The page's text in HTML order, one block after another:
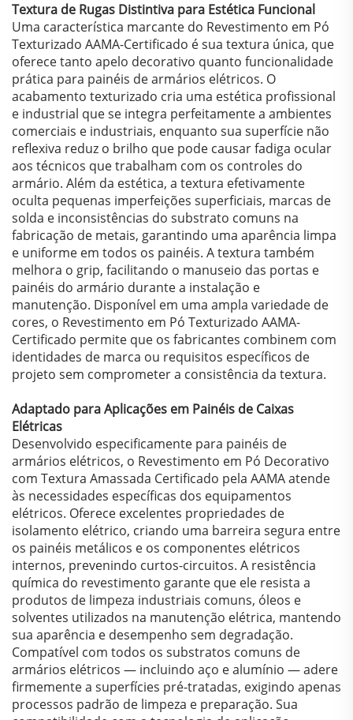
Textura de Rugas Distintiva para Estética Funcional
Uma característica marcante do Revestimento em Pó
Texturizado AAMA-Certificado é sua textura única, que
oferece tanto apelo decorativo quanto funcionalidade
prática para painéis de armários elétricos. O
acabamento texturizado cria uma estética profissional
e industrial que se integra perfeitamente a ambientes
comerciais e industriais, enquanto sua superfície não
reflexiva reduz o brilho que pode causar fadiga ocular
aos técnicos que trabalham com os controles do
armário. Além da estética, a textura efetivamente
oculta pequenas imperfeições superficiais, marcas de
solda e inconsistências do substrato comuns na
fabricação de metais, garantindo uma aparência limpa
e uniforme em todos os painéis. A textura também
melhora o grip, facilitando o manuseio das portas e
painéis do armário durante a instalação e
manutenção. Disponível em uma ampla variedade de
cores, o Revestimento em Pó Texturizado AAMA-
Certificado permite que os fabricantes combinem com
identidades de marca ou requisitos específicos de
projeto sem comprometer a consistência da textura.
Adaptado para Aplicações em Painéis de Caixas
Elétricas
Desenvolvido especificamente para painéis de
armários elétricos, o Revestimento em Pó Decorativo
com Textura Amassada Certificado pela AAMA atende
às necessidades específicas dos equipamentos
elétricos. Oferece excelentes propriedades de
isolamento elétrico, criando uma barreira segura entre
os painéis metálicos e os componentes elétricos
internos, prevenindo curtos-circuitos. A resistência
química do revestimento garante que ele resista a
produtos de limpeza industriais comuns, óleos e
solventes utilizados na manutenção elétrica, mantendo
sua aparência e desempenho sem degradação.
Compatível com todos os substratos comuns de
armários elétricos — incluindo aço e alumínio — adere
firmemente a superfícies pré-tratadas, exigindo apenas
processos padrão de limpeza e preparação. Sua